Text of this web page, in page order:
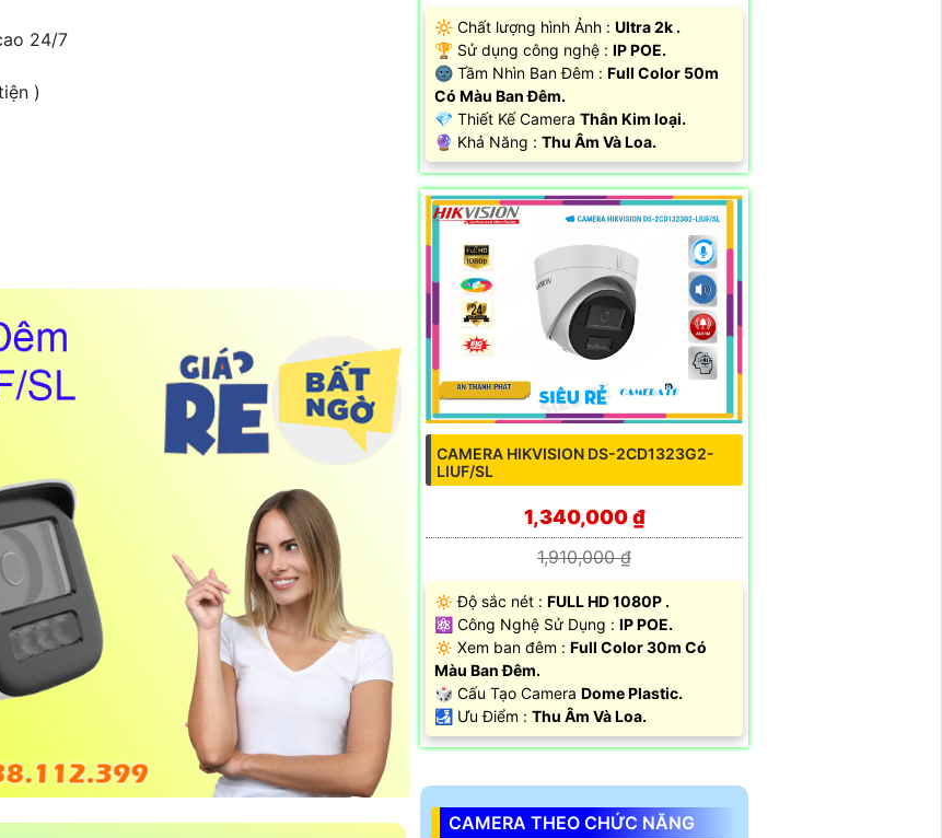
24/7
)
🔆 Chất lượng hình Ảnh : Ultra 2k .
🏆 Sử dụng công nghệ : IP POE.
🌚 Tầm Nhìn Ban Đêm : Full Color 50m
Có Màu Ban Ðêm.
💎 Thiết Kế Camera Thân Kim loại.
️🔮 Khả Năng : Thu Âm Và Loa.
CAMERA HIKVISION DS-2CD1323G2-
LIUF/SL
1,340,000 ₫
1,910,000 ₫
🔅 Độ sắc nét : FULL HD 1080P .
⚛️ Công Nghệ Sử Dụng : IP POE.
🔅 Xem ban đêm : Full Color 30m Có
Màu Ban Ðêm.
🎲 Cấu Tạo Camera Dome Plastic.
️🛃 Ưu Điểm : Thu Âm Và Loa.
CAMERA THEO CHỨC NĂNG